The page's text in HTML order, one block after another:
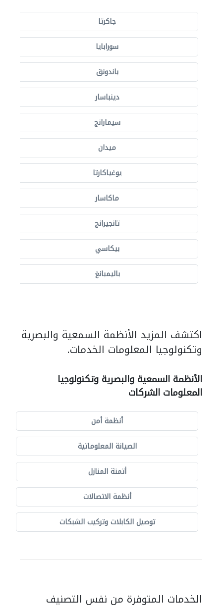
جاكرتا
سورابايا
باندونق
دينباسار
سيمارانج
ميدان
يوغياكارتا
ماكاسار
تانجيرانج
بيكاسي
باليمبانغ
اكتشف المزيد الأنظمة السمعية والبصرية
وتكنولوجيا المعلومات الخدمات.
الأنظمة السمعية والبصرية وتكنولوجيا
المعلومات الشركات
أنظمة أمن
الصيانة المعلوماتية
أتمتة المنازل
أنظمة الاتصالات
توصيل الكابلات وتركيب الشبكات
الخدمات المتوفرة من نفس التصنيف